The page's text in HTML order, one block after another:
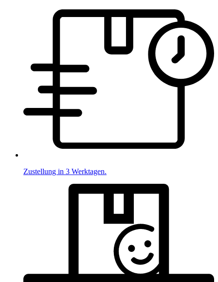
Zustellung in 3 Werktagen.